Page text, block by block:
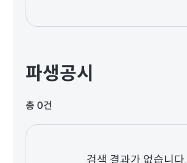
파생공시
총 0건
검색 결과가 없습니다.